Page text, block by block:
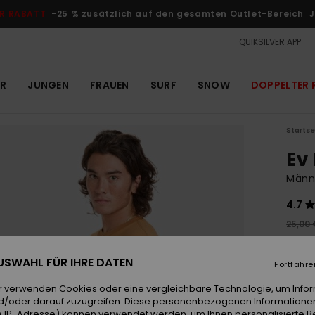
RABATT -25 % zusätzlich auf den gesamten Outlet-Bereich
QUIKSILVER APP
JUNGEN FRAUEN SURF SNOW DOPPELTER
4.7
25,00
FÜR IHRE DATEN
verwenden Cookies oder eine vergleichbare Technologie, um
oder darauf zuzugreifen. Diese personenbezogenen